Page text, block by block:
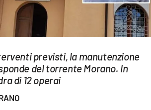
previsti, la manutenzione
del torrente Morano. In
di 12 operai